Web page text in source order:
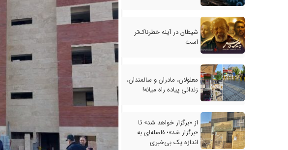
شیطان در آینه خطرناک‌تر
است
معلولان، مادران و سالمندان،
زندانی پیاده راه میانه!
از «برگزار خواهد شد» تا
«برگزار شد»؛ فاصله‌ای به
اندازه یک بی‌خبری